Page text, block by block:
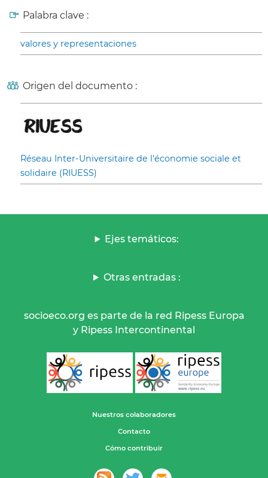
Palabra clave :
valores y representaciones
Origen del documento :
Réseau Inter-Universitaire de l’économie sociale et
solidaire (RIUESS)
Ejes temáticos:
Otras entradas :
socioeco.org es parte de la red Ripess Europa
y Ripess Intercontinental
Nuestros colaboradores
Contacto
Cómo contribuir